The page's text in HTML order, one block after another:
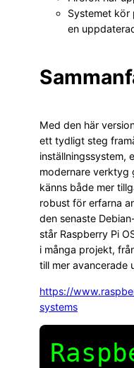
Systemet kör
en
Med den här
ett tydligt steg
inställningssystem,
modernare verktyg
känns både mer
robust för erfarna
den senaste
står Raspberry Pi
i många projekt,
till mer avancerade
https://
systems